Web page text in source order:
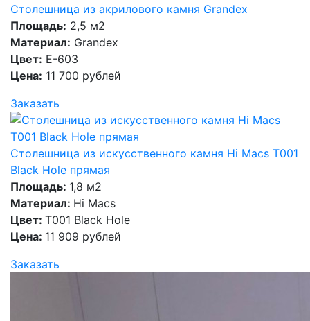
Столешница из акрилового камня Grandex
Площадь: 2,5 м2
Материал: Grandex
Цвет: E-603
Цена: 11 700 рублей
Заказать
Столешница из искусственного камня Hi Macs T001
Black Hole прямая
Площадь: 1,8 м2
Материал: Hi Macs
Цвет: T001 Black Hole
Цена: 11 909 рублей
Заказать